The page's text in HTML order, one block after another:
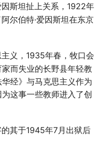
斯坦扯上关系，1922年
尔伯特·爱因斯坦在东京
义，1935年春，牧口会
而失业的长野县年轻教
经》与马克思主义作为
这事一些教师进入了创
其于1945年7月出狱后